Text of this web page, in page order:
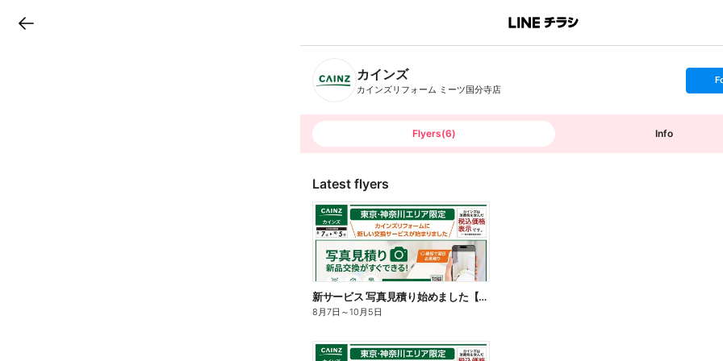
B
n
h
T
カインズ
カインズリフォーム ミーツ国分寺店
s
t
o
Flyers(6) Info
Latest flyers
新サービス 写真見積り始めました【ビルトインガスコンロ】〇
8月7日 ～10月5日